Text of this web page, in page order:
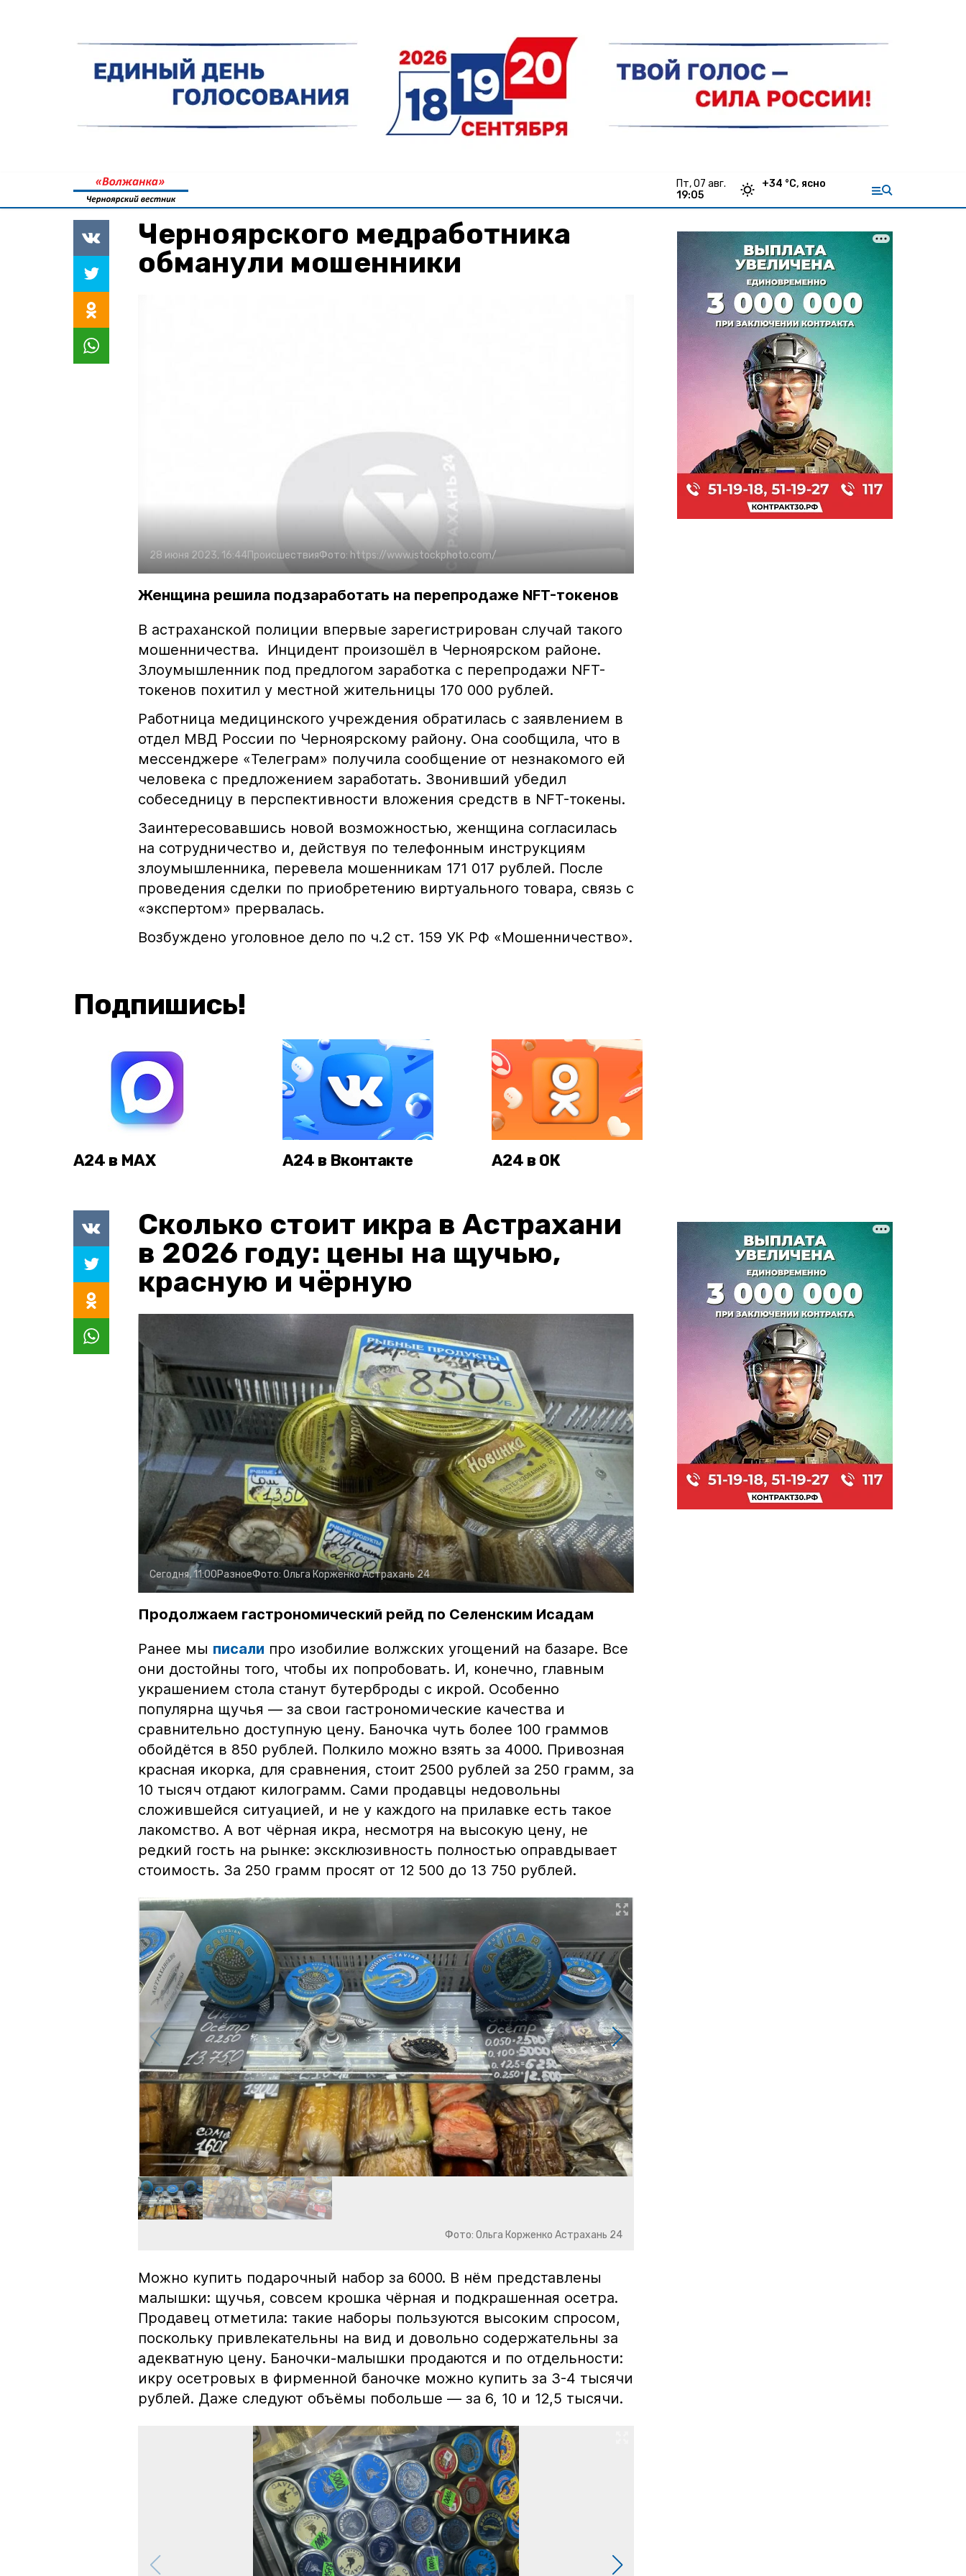
пт, 07 авг.
19:05
+34 °С, ясно
Черноярского медработника
обманули мошенники
28 июня 2023, 16:44ПроисшествияФото: https://www.istockphoto.com/
Женщина решила подзаработать на перепродаже NFT-токенов
В астраханской полиции впервые зарегистрирован случай такого
мошенничества. Инцидент произошёл в Черноярском районе.
Злоумышленник под предлогом заработка с перепродажи NFT-
токенов похитил у местной жительницы 170 000 рублей.
Работница медицинского учреждения обратилась с заявлением в
отдел МВД России по Черноярскому району. Она сообщила, что в
мессенджере «Телеграм» получила сообщение от незнакомого ей
человека с предложением заработать. Звонивший убедил
собеседницу в перспективности вложения средств в NFT-токены.
Заинтересовавшись новой возможностью, женщина согласилась
на сотрудничество и, действуя по телефонным инструкциям
злоумышленника, перевела мошенникам 171 017 рублей. После
проведения сделки по приобретению виртуального товара, связь с
«экспертом» прервалась.
Возбуждено уголовное дело по ч.2 ст. 159 УК РФ «Мошенничество».
Подпишись!
А24 в MAX А24 в Вконтакте А24 в ОК
Сколько стоит икра в Астрахани
в 2026 году: цены на щучью,
красную и чёрную
Сегодня, 11:00РазноеФото: Ольга КорженкоАстрахань 24
Продолжаем гастрономический рейд по Селенским Исадам
Ранее мы писали про изобилие волжских угощений на базаре. Все
они достойны того, чтобы их попробовать. И, конечно, главным
украшением стола станут бутерброды с икрой. Особенно
популярна щучья — за свои гастрономические качества и
сравнительно доступную цену. Баночка чуть более 100 граммов
обойдётся в 850 рублей. Полкило можно взять за 4000. Привозная
красная икорка, для сравнения, стоит 2500 рублей за 250 грамм, за
10 тысяч отдают килограмм. Сами продавцы недовольны
сложившейся ситуацией, и не у каждого на прилавке есть такое
лакомство. А вот чёрная икра, несмотря на высокую цену, не
редкий гость на рынке: эксклюзивность полностью оправдывает
стоимость. За 250 грамм просят от 12 500 до 13 750 рублей.
Фото: Ольга Корженко Астрахань 24
Можно купить подарочный набор за 6000. В нём представлены
малышки: щучья, совсем крошка чёрная и подкрашенная осетра.
Продавец отметила: такие наборы пользуются высоким спросом,
поскольку привлекательны на вид и довольно содержательны за
адекватную цену. Баночки-малышки продаются и по отдельности:
икру осетровых в фирменной баночке можно купить за 3-4 тысячи
рублей. Даже следуют объёмы побольше — за 6, 10 и 12,5 тысячи.